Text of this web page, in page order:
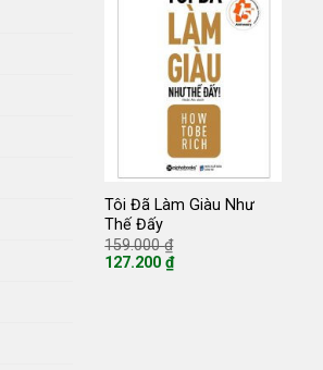
Tôi Đã Làm Giàu Như
Thế Đấy
159.000₫
127.200₫